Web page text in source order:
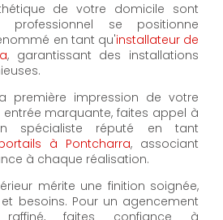
de votre domicile sont
professionnel se positionne
en tant qu'installateur de
, garantissant des installations
première impression de votre
entrée marquante, faites appel à
spécialiste réputé en tant
à Pontcharra, associant
à chaque réalisation.
mérite une finition soignée,
besoins. Pour un agencement